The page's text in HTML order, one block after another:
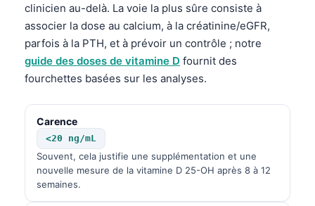
clinicien au-delà. La voie la plus sûre consiste à
associer la dose au calcium, à la créatinine/eGFR,
parfois à la PTH, et à prévoir un contrôle ; notre
guide des doses de vitamine D fournit des
fourchettes basées sur les analyses.
Carence
<20 ng/mL
Souvent, cela justifie une supplémentation et une
nouvelle mesure de la vitamine D 25-OH après 8 à 12
semaines.
मराठी
తెలుగు
தமிழ்
ಕನ್ನಡ
Bahasa Melayu
Tiếng Việt